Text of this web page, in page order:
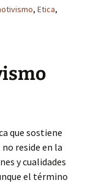
, Etica,
que sostiene
reside en la
y cualidades
el término